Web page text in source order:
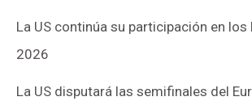
La US continúa su participación en los
2026
La US disputará las semifinales del